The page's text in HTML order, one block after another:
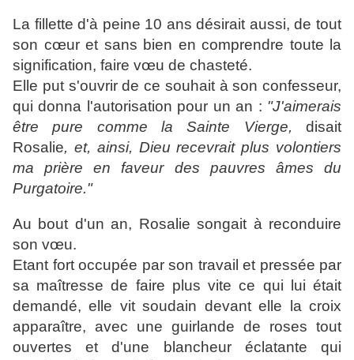
La fillette d'à peine 10 ans désirait aussi, de tout
son cœur et sans bien en comprendre toute la
signification, faire vœu de chasteté.
Elle put s'ouvrir de ce souhait à son confesseur,
qui donna l'autorisation pour un an : "J'aimerais
être pure comme la Sainte Vierge, disait
Rosalie, et, ainsi, Dieu recevrait plus volontiers
ma prière en faveur des pauvres âmes du
Purgatoire."
Au bout d'un an, Rosalie songait à reconduire
son vœu.
Etant fort occupée par son travail et pressée par
sa maîtresse de faire plus vite ce qui lui était
demandé, elle vit soudain devant elle la croix
apparaître, avec une guirlande de roses tout
ouvertes et d'une blancheur éclatante qui